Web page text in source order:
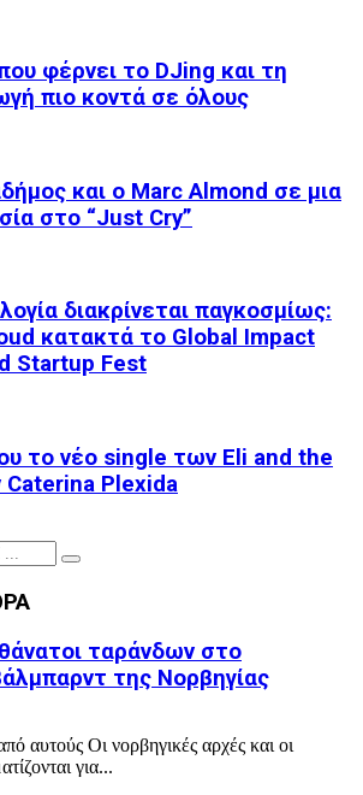
φέρνει το DJing και τη
πιο κοντά σε όλους
και ο Marc Almond σε μια
στο “Just Cry”
διακρίνεται παγκοσμίως:
κατακτά το Global Impact
Startup Fest
το νέο single των Eli and the
Plexida
Search
ταράνδων στο
της Νορβηγίας
αυτούς Οι νορβηγικές αρχές και οι
για...